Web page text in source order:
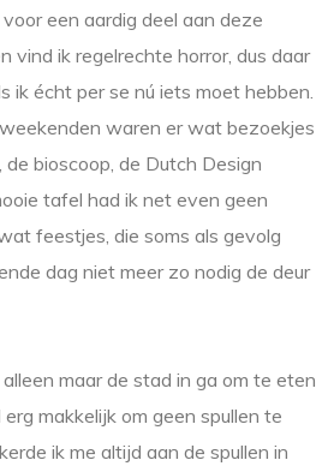
een aardig deel aan deze
vind ik regelrechte horror, dus daar
ik écht per se nú iets moet hebben.
waren er wat bezoekjes
bioscoop, de Dutch Design
tafel had ik net even geen
feestjes, die soms als gevolg
dag niet meer zo nodig de deur
maar de stad in ga om te eten
makkelijk om geen spullen te
ik me altijd aan de spullen in